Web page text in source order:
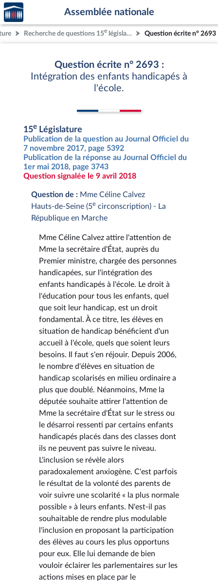
Aller au contenu
Aller en bas de la page
Accèder
à la
page
d'accueil
Assemblée nationale
Recherche de questions 15e législature Question écrite n° 2693
Question écrite n° 2693 :
Intégration des enfants handicapés à
l'école.
15e Législature
Publication de la question au Journal Officiel du
7 novembre 2017, page 5392
Publication de la réponse au Journal Officiel du
1er mai 2018, page 3743
Question signalée le 9 avril 2018
Question de : Mme Céline Calvez
Hauts-de-Seine (5e circonscription) - La
République en Marche
Mme Céline Calvez attire l'attention de
Mme la secrétaire d'État, auprès du
Premier ministre, chargée des personnes
handicapées, sur l'intégration des
enfants handicapés à l'école. Le droit à
l'éducation pour tous les enfants, quel
que soit leur handicap, est un droit
fondamental. À ce titre, les élèves en
situation de handicap bénéficient d'un
accueil à l'école, quels que soient leurs
besoins. Il faut s'en réjouir. Depuis 2006,
le nombre d'élèves en situation de
handicap scolarisés en milieu ordinaire a
plus que doublé. Néanmoins, Mme la
députée souhaite attirer l'attention de
Mme la secrétaire d'État sur le stress ou
le désarroi ressenti par certains enfants
handicapés placés dans des classes dont
ils ne peuvent pas suivre le niveau.
L'inclusion se révèle alors
paradoxalement anxiogène. C'est parfois
le résultat de la volonté des parents de
voir suivre une scolarité « la plus normale
possible » à leurs enfants. N'est-il pas
souhaitable de rendre plus modulable
l'inclusion en proposant la participation
des élèves au cours les plus opportuns
pour eux. Elle lui demande de bien
vouloir éclairer les parlementaires sur les
actions mises en place par le